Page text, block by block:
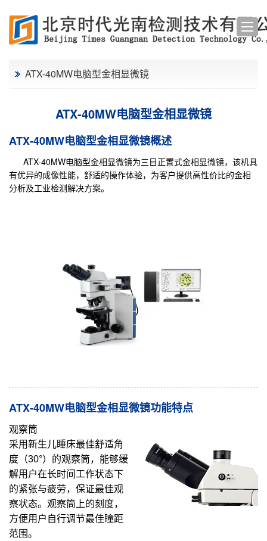
ATX-40MW电脑型金相显微镜
ATX-40MW电脑型金相显微镜
ATX-40MW电脑型金相显微镜概述
ATX-40MW电脑型金相显微镜为三目正置式金相显微镜，该机具
有优异的成像性能，舒适的操作体验，为客户提供高性价比的金相
分析及工业检测解决方案。
ATX-40MW电脑型金相显微镜功能特点
观察筒
采用新生儿睡床最佳舒适角
度（30°）的观察筒，能够缓
解用户在长时间工作状态下
的紧张与疲劳，保证最佳观
察状态。观察筒上的刻度，
方便用户自行调节最佳瞳距
范围。